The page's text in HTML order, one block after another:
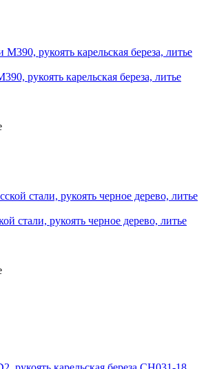
рукоять карельская береза, литье
стали, рукоять черное дерево, литье